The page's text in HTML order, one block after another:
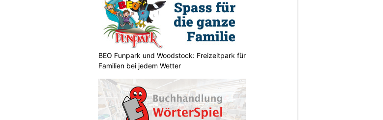
BEO Funpark und Woodstock: Freizeitpark für
Familien bei jedem Wetter